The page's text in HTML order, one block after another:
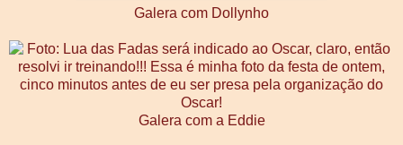
Galera com Dollynho
Galera com a Eddie